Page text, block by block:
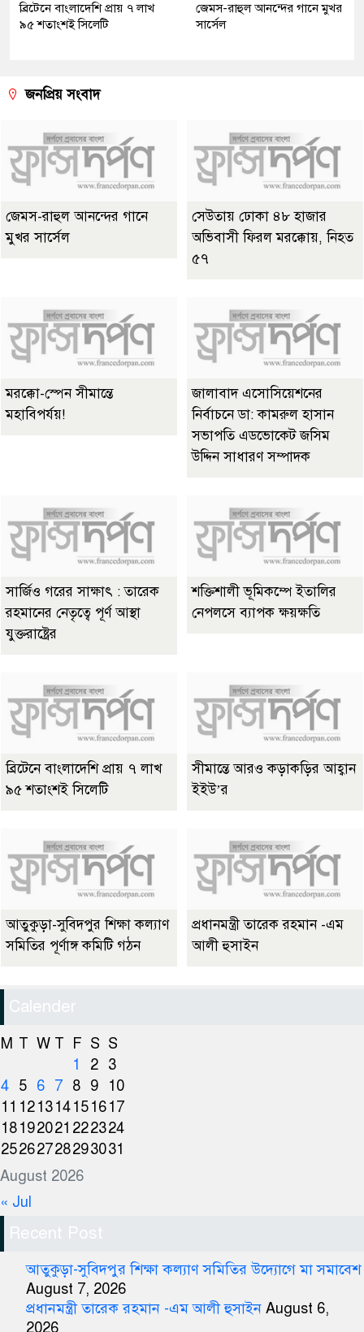
ব্রিটেনে বাংলাদেশি প্রায় ৭ লাখ
৯৫ শতাংশই সিলেটি
জেমস-রাহুল আনন্দের গানে মুখর
সার্সেল
জনপ্রিয় সংবাদ
জেমস-রাহুল আনন্দের গানে
মুখর সার্সেল
সেউতায় ঢোকা ৪৮ হাজার
অভিবাসী ফিরল মরক্কোয়, নিহত
৫৭
মরক্কো-স্পেন সীমান্তে
মহাবিপর্যয়!
জালাবাদ এসোসিয়েশনের
নির্বাচনে ডা: কামরুল হাসান
সভাপতি এডভোকেট জসিম
উদ্দিন সাধারণ সম্পাদক
সার্জিও গরের সাক্ষাৎ : তারেক
রহমানের নেতৃত্বে পূর্ণ আস্থা
যুক্তরাষ্ট্রের
শক্তিশালী ভূমিকম্পে ইতালির
নেপলসে ব্যাপক ক্ষয়ক্ষতি
ব্রিটেনে বাংলাদেশি প্রায় ৭ লাখ
৯৫ শতাংশই সিলেটি
সীমান্তে আরও কড়াকড়ির আহ্বান
ইইউ’র
আতুকুড়া-সুবিদপুর শিক্ষা কল্যাণ
সমিতির পূর্ণাঙ্গ কমিটি গঠন
প্রধানমন্ত্রী তারেক রহমান -এম
আলী হুসাইন
Calender
August 2026
M T W T F S S
1
2 3
4 5 6 7 8 9
10
11 121314151617
18192021 222324
25262728293031
« Jul
Recent Post
আতুকুড়া-সুবিদপুর শিক্ষা কল্যাণ সমিতির উদ্যোগে মা সমাবেশ
August 7, 2026
প্রধানমন্ত্রী তারেক রহমান -এম আলী হুসাইন August 6,
2026